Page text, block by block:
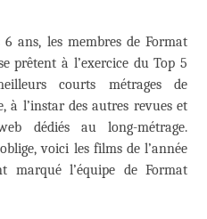
6 ans, les membres de Format
prêtent à l’exercice du Top 5
courts métrages de
à l’instar des autres revues et
dédiés au long-métrage.
voici les films de l’année
marqué l’équipe de Format